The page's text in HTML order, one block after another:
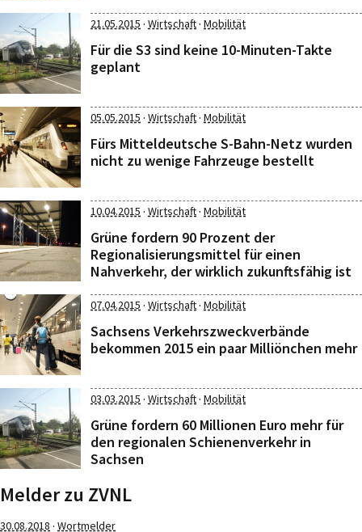
21.05.2015 · Wirtschaft· Mobilität
Für die S3 sind keine 10-Minuten-Takte
geplant
05.05.2015 · Wirtschaft· Mobilität
Fürs Mitteldeutsche S-Bahn-Netz wurden
nicht zu wenige Fahrzeuge bestellt
10.04.2015 · Wirtschaft· Mobilität
Grüne fordern 90 Prozent der
Regionalisierungsmittel für einen
Nahverkehr, der wirklich zukunftsfähig ist
07.04.2015 · Wirtschaft· Mobilität
Sachsens Verkehrszweckverbände
bekommen 2015 ein paar Milliönchen mehr
03.03.2015 · Wirtschaft· Mobilität
Grüne fordern 60 Millionen Euro mehr für
den regionalen Schienenverkehr in
Sachsen
Melder zu ZVNL
30.08.2018 · Wortmelder